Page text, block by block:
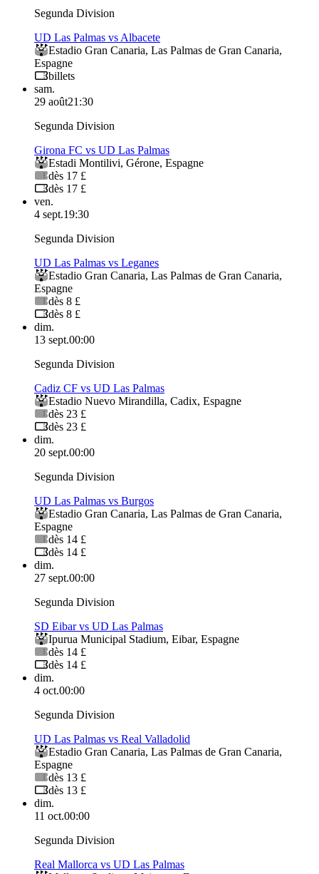
Segunda Division
UD Las Palmas vs Albacete
Estadio Gran Canaria, Las Palmas de Gran Canaria,
Espagne
billets
sam.
29 août21:30
Segunda Division
Girona FC vs UD Las Palmas
Estadi Montilivi, Gérone, Espagne
dès 17 £
dès 17 £
ven.
4 sept.19:30
Segunda Division
UD Las Palmas vs Leganes
Estadio Gran Canaria, Las Palmas de Gran Canaria,
Espagne
dès 8 £
dès 8 £
dim.
13 sept.00:00
Segunda Division
Cadiz CF vs UD Las Palmas
Estadio Nuevo Mirandilla, Cadix, Espagne
dès 23 £
dès 23 £
dim.
20 sept.00:00
Segunda Division
UD Las Palmas vs Burgos
Estadio Gran Canaria, Las Palmas de Gran Canaria,
Espagne
dès 14 £
dès 14 £
dim.
27 sept.00:00
Segunda Division
SD Eibar vs UD Las Palmas
Ipurua Municipal Stadium, Eibar, Espagne
dès 14 £
dès 14 £
dim.
4 oct.00:00
Segunda Division
UD Las Palmas vs Real Valladolid
Estadio Gran Canaria, Las Palmas de Gran Canaria,
Espagne
dès 13 £
dès 13 £
dim.
11 oct.00:00
Segunda Division
Real Mallorca vs UD Las Palmas